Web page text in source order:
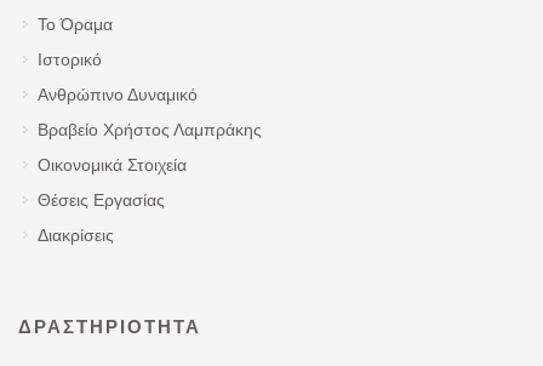
Το Όραμα
Ιστορικό
Ανθρώπινο Δυναμικό
Βραβείο Χρήστος Λαμπράκης
Οικονομικά Στοιχεία
Θέσεις Εργασίας
Διακρίσεις
ΔΡΑΣΤΗΡΙΌΤΗΤΑ